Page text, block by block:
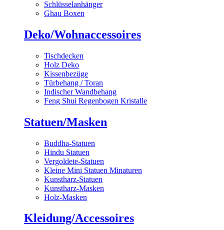
Schlüsselanhänger
Ghau Boxen
Deko/Wohnaccessoires
Tischdecken
Holz Deko
Kissenbezüge
Türbehang / Toran
Indischer Wandbehang
Feng Shui Regenbogen Kristalle
Statuen/Masken
Buddha-Statuen
Hindu Statuen
Vergoldete-Statuen
Kleine Mini Statuen Minaturen
Kunstharz-Statuen
Kunstharz-Masken
Holz-Masken
Kleidung/Accessoires